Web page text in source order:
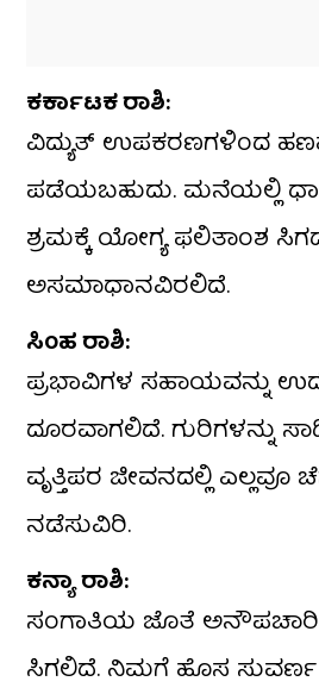
ಕರ್ಕಾಟಕ ರಾಶಿ:
ವಿದ್ಯುತ್ ಉಪಕರಣಗಳಿಂದ
ಪಡೆಯಬಹುದು. ಮನೆಯಲ್ಲಿ
ಶ್ರಮಕ್ಕೆ ಯೋಗ್ಯ ಫಲಿತಾಂಶ
ಅಸಮಾಧಾನವಿರಲಿದೆ.
ಸಿಂಹ ರಾಶಿ:
ಪ್ರಭಾವಿಗಳ ಸಹಾಯವನ್ನು
ದೂರವಾಗಲಿದೆ. ಗುರಿಗಳನ್ನು
ವೃತ್ತಿಪರ ಜೀವನದಲ್ಲಿ
ನಡೆಸುವಿರಿ.
ಕನ್ಯಾ ರಾಶಿ:
ಸಂಗಾತಿಯ ಜೊತೆ
ಸಿಗಲಿದೆ. ನಿಮಗೆ ಹೊಸ ಸುವರ್ಣ